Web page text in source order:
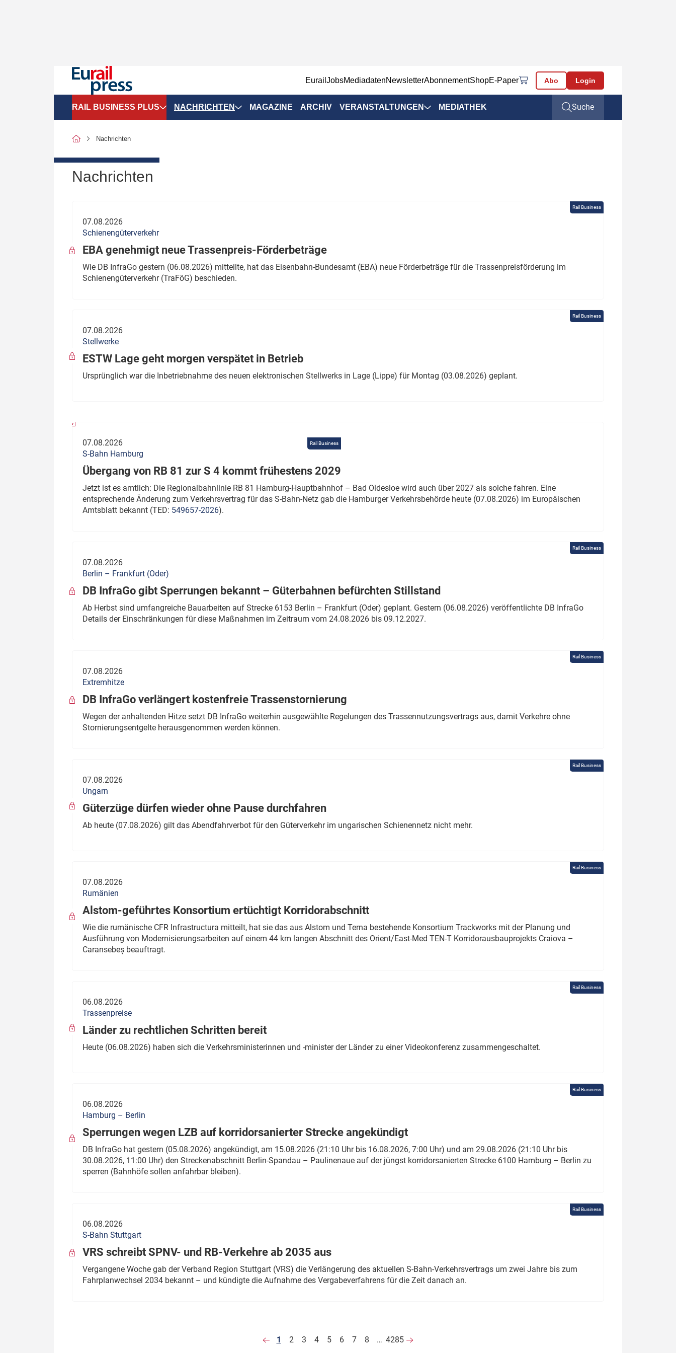
EurailJobsMediadatenNewsletterAbonnementShopE-Paper Abo Login
RAIL BUSINESS PLUS
SPNV-Marktdaten
Politik
Verbände: Wer spricht für
wen?
Thema des Monats
Dossier: Generalsanierung
Dossier: ETCS
NACHRICHTEN
Infrastruktur & Ausrüstung
ÖPNV
MAGAZINE ARCHIV VERANSTALTUNGEN MEDIATHEK Suche
Nachrichten
Nachrichten
Rail Business
07.08.2026
Schienengüterverkehr
EBA genehmigt neue Trassenpreis-Förderbeträge
Wie DB InfraGo gestern (06.08.2026) mitteilte, hat das Eisenbahn-Bundesamt (EBA) neue Förderbeträge für die Trassenpreisförderung im
Schienengüterverkehr (TraFöG) beschieden.
Rail Business
07.08.2026
Stellwerke
ESTW Lage geht morgen verspätet in Betrieb
Ursprünglich war die Inbetriebnahme des neuen elektronischen Stellwerks in Lage (Lippe) für Montag (03.08.2026) geplant.
Rail Business
07.08.2026
S-Bahn Hamburg
Übergang von RB 81 zur S 4 kommt frühestens 2029
Jetzt ist es amtlich: Die Regionalbahnlinie RB 81 Hamburg-Hauptbahnhof – Bad Oldesloe wird auch über 2027 als solche fahren. Eine
entsprechende Änderung zum Verkehrsvertrag für das S-Bahn-Netz gab die Hamburger Verkehrsbehörde heute (07.08.2026) im Europäischen
Amtsblatt bekannt (TED: 549657-2026).
Rail Business
07.08.2026
Berlin – Frankfurt (Oder)
DB InfraGo gibt Sperrungen bekannt – Güterbahnen befürchten Stillstand
Ab Herbst sind umfangreiche Bauarbeiten auf Strecke 6153 Berlin – Frankfurt (Oder) geplant. Gestern (06.08.2026) veröffentlichte DB InfraGo
Details der Einschränkungen für diese Maßnahmen im Zeitraum vom 24.08.2026 bis 09.12.2027.
Rail Business
07.08.2026
Extremhitze
DB InfraGo verlängert kostenfreie Trassenstornierung
Wegen der anhaltenden Hitze setzt DB InfraGo weiterhin ausgewählte Regelungen des Trassennutzungsvertrags aus, damit Verkehre ohne
Stornierungsentgelte herausgenommen werden können.
Rail Business
07.08.2026
Ungarn
Güterzüge dürfen wieder ohne Pause durchfahren
Ab heute (07.08.2026) gilt das Abendfahrverbot für den Güterverkehr im ungarischen Schienennetz nicht mehr.
Rail Business
07.08.2026
Rumänien
Alstom-geführtes Konsortium ertüchtigt Korridorabschnitt
Wie die rumänische CFR Infrastructura mitteilt, hat sie das aus Alstom und Terna bestehende Konsortium Trackworks mit der Planung und
Ausführung von Modernisierungsarbeiten auf einem 44 km langen Abschnitt des Orient/East-Med TEN-T Korridorausbauprojekts Craiova –
Caransebeș beauftragt.
Rail Business
06.08.2026
Trassenpreise
Länder zu rechtlichen Schritten bereit
Heute (06.08.2026) haben sich die Verkehrsministerinnen und -minister der Länder zu einer Videokonferenz zusammengeschaltet.
Rail Business
06.08.2026
Hamburg – Berlin
Sperrungen wegen LZB auf korridorsanierter Strecke angekündigt
DB InfraGo hat gestern (05.08.2026) angekündigt, am 15.08.2026 (21:10 Uhr bis 16.08.2026, 7:00 Uhr) und am 29.08.2026 (21:10 Uhr bis
30.08.2026, 11:00 Uhr) den Streckenabschnitt Berlin-Spandau – Paulinenaue auf der jüngst korridorsanierten Strecke 6100 Hamburg – Berlin zu
sperren (Bahnhöfe sollen anfahrbar bleiben).
Rail Business
06.08.2026
S-Bahn Stuttgart
VRS schreibt SPNV- und RB-Verkehre ab 2035 aus
Vergangene Woche gab der Verband Region Stuttgart (VRS) die Verlängerung des aktuellen S-Bahn-Verkehrsvertrags um zwei Jahre bis zum
Fahrplanwechsel 2034 bekannt – und kündigte die Aufnahme des Vergabeverfahrens für die Zeit danach an.
1 2 3 4 5 6 7 8 … 4285